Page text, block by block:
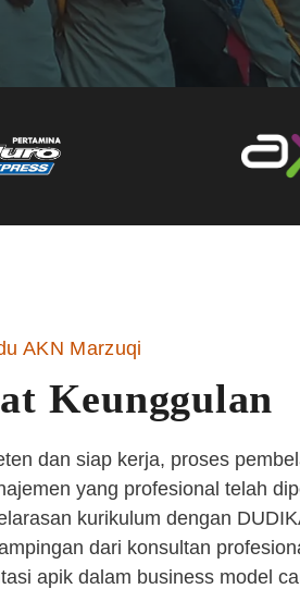
AKN Marzuqi
Keunggulan
dan siap kerja, proses
yang profesional telah
kurikulum dengan
dari konsultan
apik dalam business model